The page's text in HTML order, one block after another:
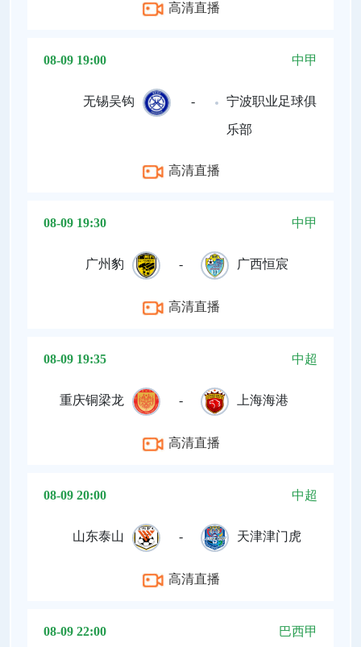
高清直播
08-09 19:00 中甲
无锡吴钩 - 宁波职业足球俱
乐部
高清直播
08-09 19:30 中甲
广州豹 - 广西恒宸
高清直播
08-09 19:35 中超
重庆铜梁龙 - 上海海港
高清直播
08-09 20:00 中超
山东泰山 - 天津津门虎
高清直播
08-09 22:00 巴西甲